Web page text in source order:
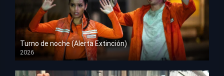
Turno de noche (Alerta Extinción)
2026
HD 1080p